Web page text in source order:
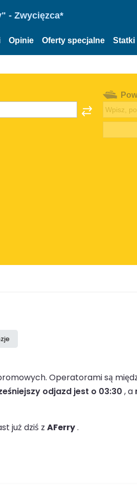
- Zwycięzca*
Opinie Oferty specjalne Statki
Operatorami są
odjazd jest o 03:30 , a
już dziś z AFerry.